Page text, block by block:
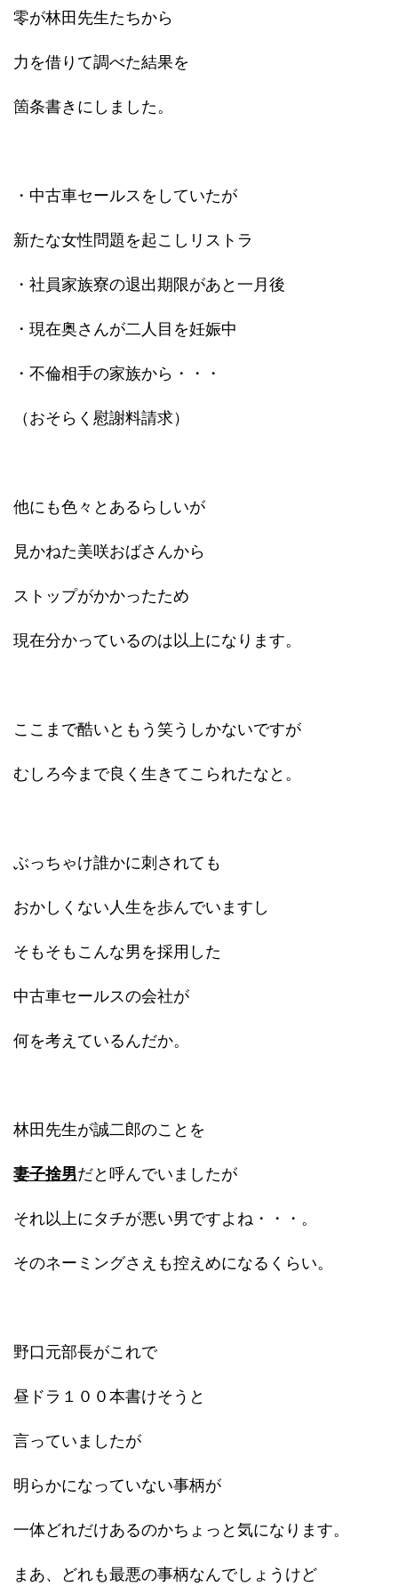
零が林田先生たちから
力を借りて調べた結果を
箇条書きにしました。
・中古車セールスをしていたが
新たな女性問題を起こしリストラ
・社員家族寮の退出期限があと一月後
・現在奥さんが二人目を妊娠中
・不倫相手の家族から・・・
（おそらく慰謝料請求）
他にも色々とあるらしいが
見かねた美咲おばさんから
ストップがかかったため
現在分かっているのは以上になります。
ここまで酷いともう笑うしかないですが
むしろ今まで良く生きてこられたなと。
ぶっちゃけ誰かに刺されても
おかしくない人生を歩んでいますし
そもそもこんな男を採用した
中古車セールスの会社が
何を考えているんだか。
林田先生が誠二郎のことを
妻子捨男だと呼んでいましたが
それ以上にタチが悪い男ですよね・・・。
そのネーミングさえも控えめになるくらい。
野口元部長がこれで
昼ドラ１００本書けそうと
言っていましたが
明らかになっていない事柄が
一体どれだけあるのかちょっと気になります。
まあ、どれも最悪の事柄なんでしょうけど